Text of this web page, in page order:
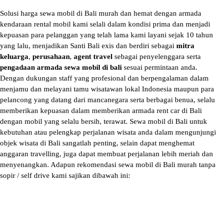
Solusi harga sewa mobil di Bali murah dan hemat dengan armada
kendaraan rental mobil kami selali dalam kondisi prima dan menjadi
kepuasan para pelanggan yang telah lama kami layani sejak 10 tahun
yang lalu, menjadikan Santi Bali exis dan berdiri sebagai mitra
keluarga, perusahaan, agent travel sebagai penyelenggara serta
pengadaan armada sewa mobil di bali sesuai permintaan anda.
Dengan dukungan staff yang profesional dan berpengalaman dalam
menjamu dan melayani tamu wisatawan lokal Indonesia maupun para
pelancong yang datang dari mancanegara serta berbagai benua, selalu
memberikan kepuasan dalam memberikan armada rent car di Bali
dengan mobil yang selalu bersih, terawat. Sewa mobil di Bali untuk
kebutuhan atau pelengkap perjalanan wisata anda dalam mengunjungi
objek wisata di Bali sangatlah penting, selain dapat menghemat
anggaran travelling, juga dapat membuat perjalanan lebih meriah dan
menyenangkan. Adapun rekomendasi sewa mobil di Bali murah tanpa
sopir / self drive kami sajikan dibawah ini: